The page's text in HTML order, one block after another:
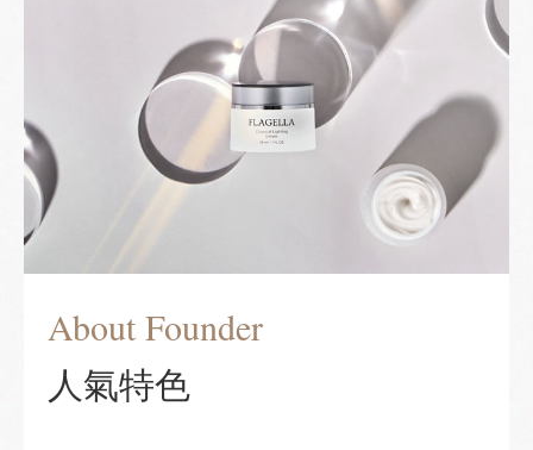
About Founder
人氣特色